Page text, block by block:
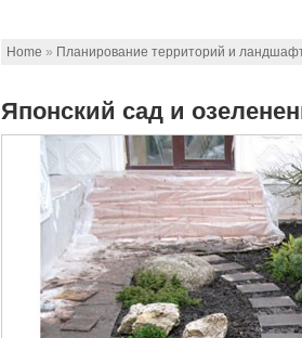
Home » Планирование территорий и
Японский сад и